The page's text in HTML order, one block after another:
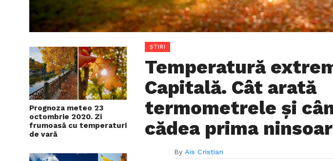
Prognoza meteo 23
octombrie 2020. Zi
frumoasă cu temperaturi
de vară
ȘTIRI
Temperatură
Capitală. Cât arată
termometrele și
cădea prima
By Ais Cristian